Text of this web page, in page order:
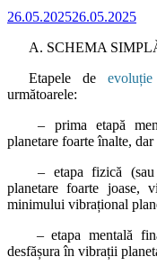
26.05.202526.05.2025
A. SCHEMA
Etapele de evoluție
următoarele:
– prima etapă
planetare foarte înalte,
– etapa fizică
planetare foarte joase,
minimului vibrațional
– etapa mentală
desfășura în vibrații